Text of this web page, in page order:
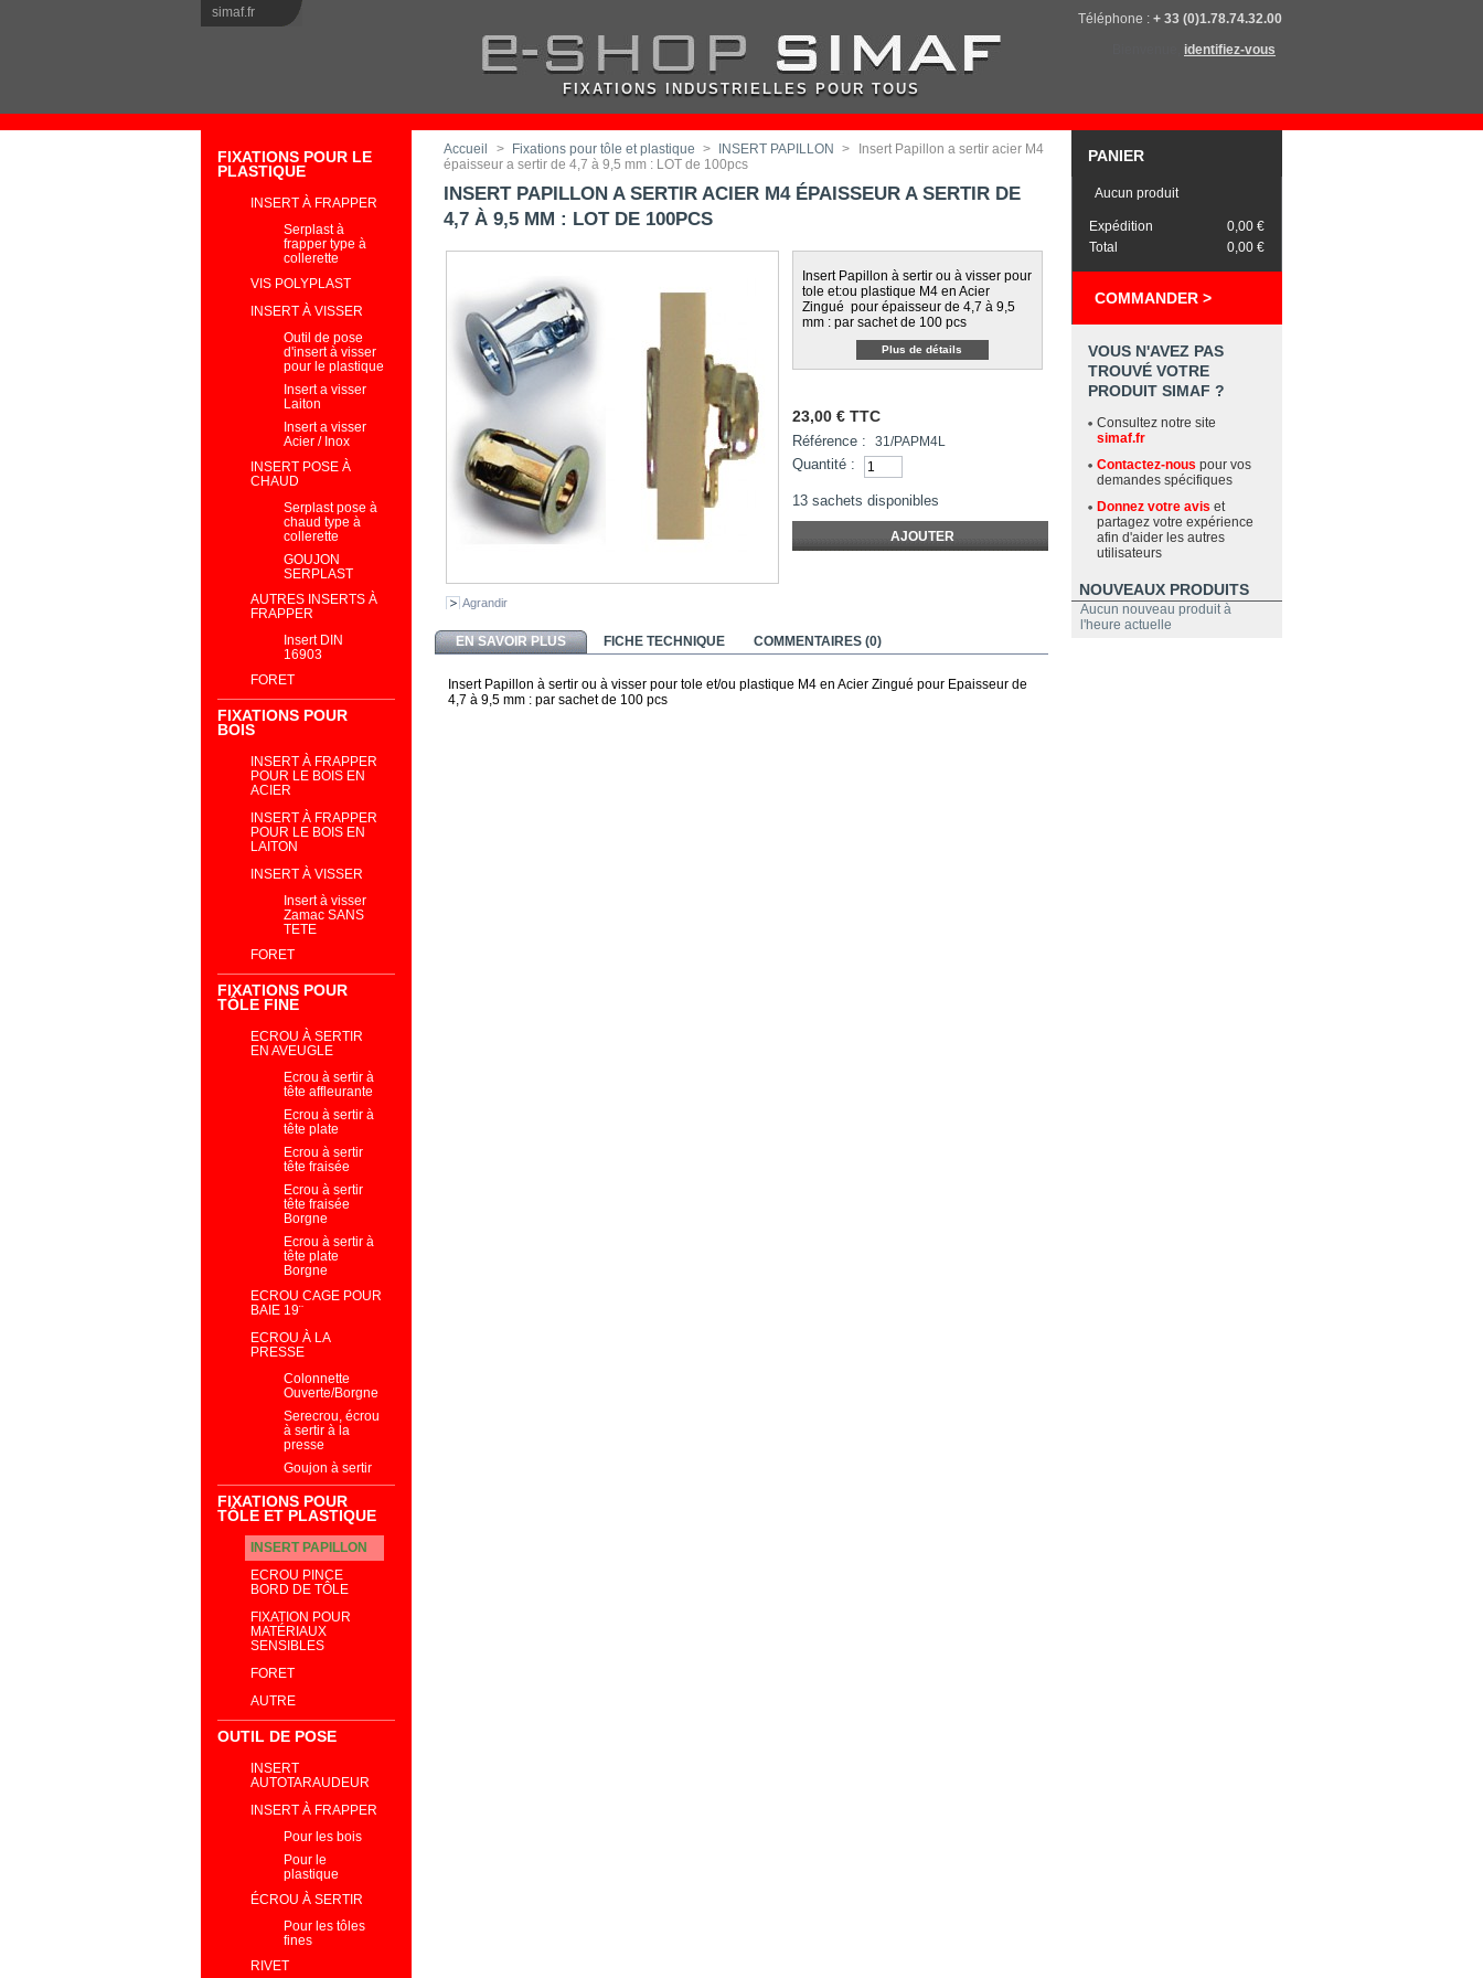
simaf.fr Téléphone : + 33 (0)1.78.74.32.00
identifiez-vous
FIXATIONS INDUSTRIELLES POUR TOUS
FIXATIONS POUR LE
PLASTIQUE
INSERT À FRAPPER
Serplast à
frapper type à
collerette
VIS POLYPLAST
INSERT À VISSER
Outil de pose
d'insert à visser
pour le plastique
Insert a visser
Laiton
Insert a visser
Acier / Inox
INSERT POSE À
CHAUD
Serplast pose à
chaud type à
collerette
GOUJON
SERPLAST
AUTRES INSERTS À
FRAPPER
Insert DIN
16903
FORET
FIXATIONS POUR
BOIS
INSERT À FRAPPER
POUR LE BOIS EN
ACIER
INSERT À FRAPPER
POUR LE BOIS EN
LAITON
INSERT À VISSER
Insert à visser
Zamac SANS
TETE
FORET
FIXATIONS POUR
TÔLE FINE
ECROU À SERTIR
EN AVEUGLE
Ecrou à sertir à
tête affleurante
Ecrou à sertir à
tête plate
Ecrou à sertir
tête fraisée
Ecrou à sertir
tête fraisée
Borgne
Ecrou à sertir à
tête plate
Borgne
ECROU CAGE POUR
BAIE 19¨
ECROU À LA
PRESSE
Colonnette
Ouverte/Borgne
Serecrou, écrou
à sertir à la
presse
Goujon à sertir
FIXATIONS POUR
TÔLE ET PLASTIQUE
INSERT PAPILLON
ECROU PINCE
BORD DE TÔLE
FIXATION POUR
MATÉRIAUX
SENSIBLES
FORET
AUTRE
OUTIL DE POSE
INSERT
AUTOTARAUDEUR
INSERT À FRAPPER
Pour les bois
Pour le
plastique
ÉCROU À SERTIR
Pour les tôles
fines
RIVET
Accueil > Fixations pour tôle et plastique > INSERT PAPILLON >
Insert Papillon a sertir acier M4
épaisseur a sertir de 4,7 à 9,5 mm : LOT de 100pcs
INSERT PAPILLON A SERTIR ACIER M4 ÉPAISSEUR A SERTIR DE
4,7 À 9,5 MM : LOT DE 100PCS
Agrandir
Insert Papillon à sertir ou à visser pour
tole et:ou plastique M4 en Acier
Zingué pour épaisseur de 4,7 à 9,5
mm : par sachet de 100 pcs
Plus de détails
23,00 € TTC
Référence : 31/PAPM4L
Quantité :
13 sachets disponibles
EN SAVOIR PLUS FICHE TECHNIQUE COMMENTAIRES (0)
Insert Papillon à sertir ou à visser pour tole et/ou plastique M4 en Acier Zingué pour Epaisseur de
4,7 à 9,5 mm : par sachet de 100 pcs
PANIER
Aucun produit
Expédition
0,00 €
Total
0,00 €
COMMANDER >
VOUS N'AVEZ PAS
TROUVÉ VOTRE
PRODUIT SIMAF ?
Consultez notre site
simaf.fr
Contactez-nous pour vos
demandes spécifiques
Donnez votre avis et
partagez votre expérience
afin d'aider les autres
utilisateurs
NOUVEAUX PRODUITS
Aucun nouveau produit à
l'heure actuelle